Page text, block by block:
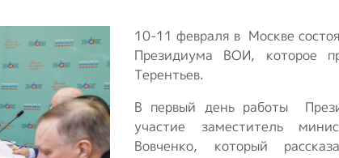
Образование и
активный образ
жизни
Ответы на часто
задаваемые
10-11 февраля в Москве
Президиума ВОИ, которое
Терентьев.
В первый день работы
участие заместитель
Вовченко, который